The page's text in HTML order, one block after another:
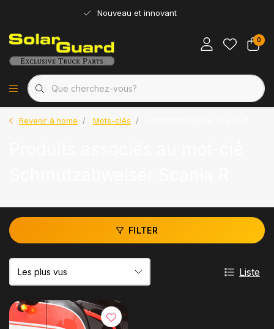
Nouveau et innovant
0
Revenir à home Mots-clés
FILTER
Liste